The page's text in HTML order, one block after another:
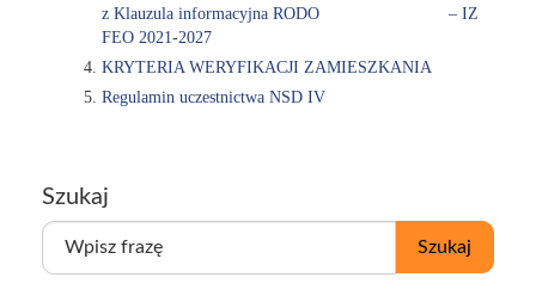
z Klauzula informacyjna RODO – IZ
FEO 2021-2027
KRYTERIA WERYFIKACJI ZAMIESZKANIA
Regulamin uczestnictwa NSD IV
Szukaj
W
Szukaj